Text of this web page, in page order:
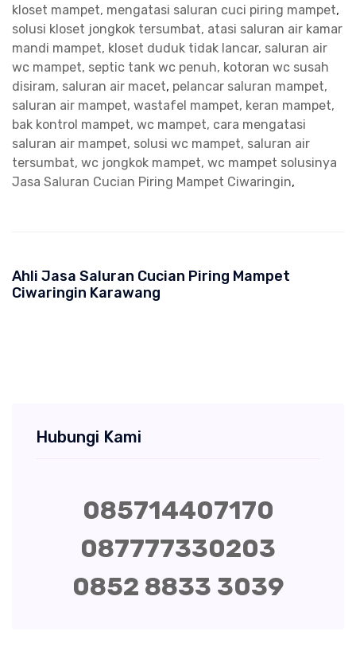
kloset mampet, mengatasi saluran cuci piring mampet,
solusi kloset jongkok tersumbat, atasi saluran air kamar
mandi mampet, kloset duduk tidak lancar, saluran air
wc mampet, septic tank wc penuh, kotoran wc susah
disiram, saluran air macet, pelancar saluran mampet,
saluran air mampet, wastafel mampet, keran mampet,
bak kontrol mampet, wc mampet, cara mengatasi
saluran air mampet, solusi wc mampet, saluran air
tersumbat, wc jongkok mampet, wc mampet solusinya
Jasa Saluran Cucian Piring Mampet Ciwaringin,
Ahli Jasa Saluran Cucian Piring Mampet
Ciwaringin Karawang
Hubungi Kami
085714407170
087777330203
0852 8833 3039